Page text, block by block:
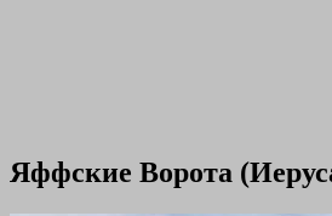
Яффские Ворота